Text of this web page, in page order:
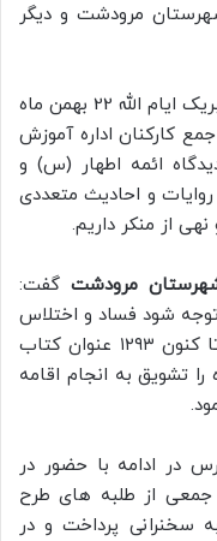
مرودشت و دیگر
حجت الاسلام سقاچی در این جلسه با تبریک ایام الله 22 بهمن ماه
کارکنان اداره آموزش
ائمه اطهار (س) و
و احادیث متعددی
از منکر داریم.
مرودشتگفت:
شود فساد و اختلاس
بر چیده خواهد شد و در خصوص نماز تا کنون ۱۲۹۳ عنوان کتاب
تشویق به انجام اقامه
در ادامه با حضور در
جمعی از طلبه های طرح
سخنرانی پرداخت و در